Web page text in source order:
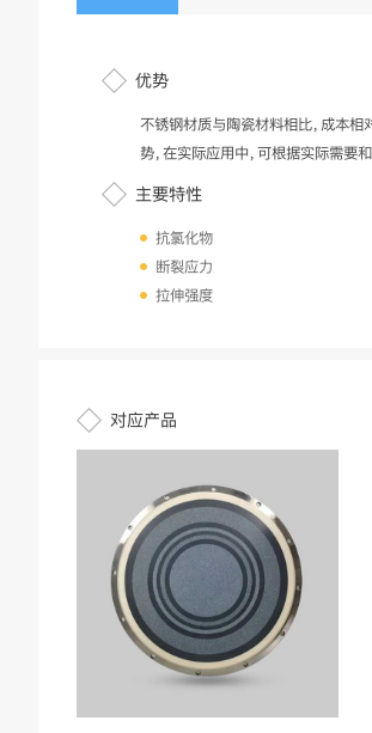
优势
不锈钢材质与陶瓷材料相比，成本相
势，在实际应用中，可根据实际需要
主要特性
抗氯化物
断裂应力
拉伸强度
对应产品